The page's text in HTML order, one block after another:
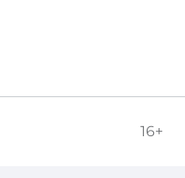
16+